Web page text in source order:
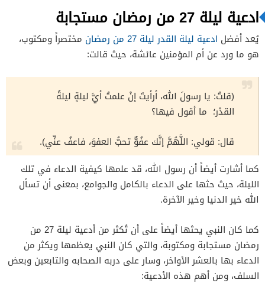
ادعية ليلة 27 من رمضان مستجابة
يُعد أفضل ادعية ليلة القدر ليلة 27 من رمضان
مختصراً ومكتوب،
هو ما ورد عن أم المؤمنين عائشة، حيث قالت:
(قلتُ: يا رسولَ الله، أرأيتَ إنْ علمتُ أيَّ ليلةٍ ليلةُ
القدْر؛ ما أقول فيها؟
قال: قولي: اللَّهُمَّ إنَّك عفُوٌّ تحبُّ العفوَ، فاعفُ عنِّي).
كما أشارت أيضاً أن رسول الله، قد علمها كيفية الدعاء في تلك
الليلة، حيث حثها على الدعاء بالكامل والجوامع، بمعنى أن تسأل
الله خير الدنيا وخير الآخرة.
كما كان النبي يحثها أيضاً على أن تُكثر من أدعية ليلة 27 من
رمضان مستجابة ومكتوبة، والتي كان النبي يعظمها ويكثر من
الدعاء بها بالعشر الأواخر، وسار على دربه الصحابه والتابعين وبعض
السلف، ومن أهم هذه الأدعية: